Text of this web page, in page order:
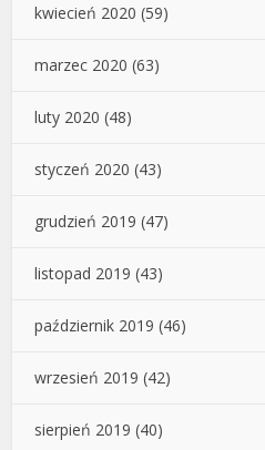
kwiecień 2020 (59)
marzec 2020 (63)
luty 2020 (48)
styczeń 2020 (43)
grudzień 2019 (47)
listopad 2019 (43)
październik 2019 (46)
wrzesień 2019 (42)
sierpień 2019 (40)